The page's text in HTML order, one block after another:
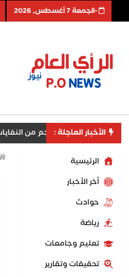
-الجمعة 7 أغسطس, 2026
الأخبار العاجلة :تسريبها ومنع مخاطر بيئية وصحية جسيمة
الرئيسية
اّخر الأخبار
حوادث
رياضة
تعليم وجامعات
تحقيقات وتقارير